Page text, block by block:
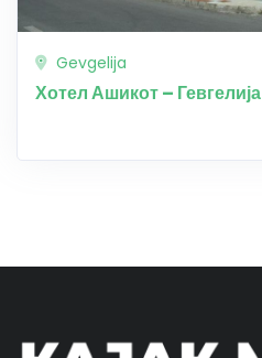
Gevgelija
Хотел Ашикот – Гевгелија